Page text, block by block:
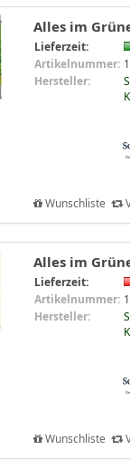
Alles im
Lieferzeit:
Artikelnummer:
Hersteller:
Wunschliste
Alles im
Lieferzeit:
Artikelnummer:
Hersteller:
Wunschliste